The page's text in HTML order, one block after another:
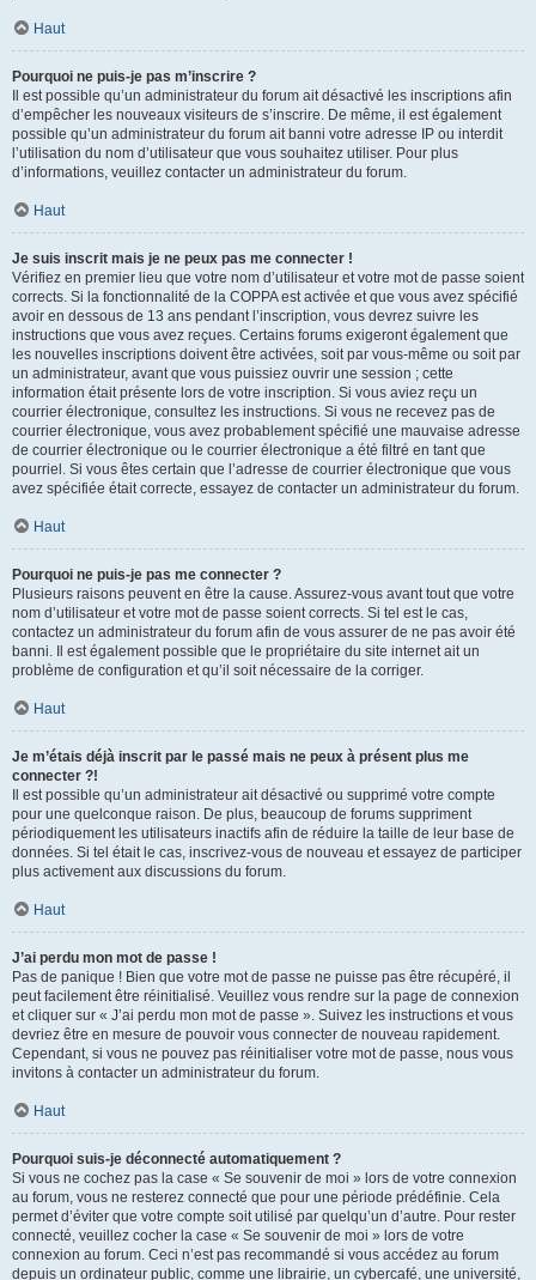
Haut
Pourquoi ne puis-je pas m’inscrire ?
Il est possible qu’un administrateur du forum ait désactivé les inscriptions afin
d’empêcher les nouveaux visiteurs de s’inscrire. De même, il est également
possible qu’un administrateur du forum ait banni votre adresse IP ou interdit
l’utilisation du nom d’utilisateur que vous souhaitez utiliser. Pour plus
d’informations, veuillez contacter un administrateur du forum.
Haut
Je suis inscrit mais je ne peux pas me connecter !
Vérifiez en premier lieu que votre nom d’utilisateur et votre mot de passe soient
corrects. Si la fonctionnalité de la COPPA est activée et que vous avez spécifié
avoir en dessous de 13 ans pendant l’inscription, vous devrez suivre les
instructions que vous avez reçues. Certains forums exigeront également que
les nouvelles inscriptions doivent être activées, soit par vous-même ou soit par
un administrateur, avant que vous puissiez ouvrir une session ; cette
information était présente lors de votre inscription. Si vous aviez reçu un
courrier électronique, consultez les instructions. Si vous ne recevez pas de
courrier électronique, vous avez probablement spécifié une mauvaise adresse
de courrier électronique ou le courrier électronique a été filtré en tant que
pourriel. Si vous êtes certain que l’adresse de courrier électronique que vous
avez spécifiée était correcte, essayez de contacter un administrateur du forum.
Haut
Pourquoi ne puis-je pas me connecter ?
Plusieurs raisons peuvent en être la cause. Assurez-vous avant tout que votre
nom d’utilisateur et votre mot de passe soient corrects. Si tel est le cas,
contactez un administrateur du forum afin de vous assurer de ne pas avoir été
banni. Il est également possible que le propriétaire du site internet ait un
problème de configuration et qu’il soit nécessaire de la corriger.
Haut
Je m’étais déjà inscrit par le passé mais ne peux à présent plus me
connecter ?!
Il est possible qu’un administrateur ait désactivé ou supprimé votre compte
pour une quelconque raison. De plus, beaucoup de forums suppriment
périodiquement les utilisateurs inactifs afin de réduire la taille de leur base de
données. Si tel était le cas, inscrivez-vous de nouveau et essayez de participer
plus activement aux discussions du forum.
Haut
J’ai perdu mon mot de passe !
Pas de panique ! Bien que votre mot de passe ne puisse pas être récupéré, il
peut facilement être réinitialisé. Veuillez vous rendre sur la page de connexion
et cliquer sur « J’ai perdu mon mot de passe ». Suivez les instructions et vous
devriez être en mesure de pouvoir vous connecter de nouveau rapidement.
Cependant, si vous ne pouvez pas réinitialiser votre mot de passe, nous vous
invitons à contacter un administrateur du forum.
Haut
Pourquoi suis-je déconnecté automatiquement ?
Si vous ne cochez pas la case « Se souvenir de moi » lors de votre connexion
au forum, vous ne resterez connecté que pour une période prédéfinie. Cela
permet d’éviter que votre compte soit utilisé par quelqu’un d’autre. Pour rester
connecté, veuillez cocher la case « Se souvenir de moi » lors de votre
connexion au forum. Ceci n’est pas recommandé si vous accédez au forum
depuis un ordinateur public, comme une librairie, un cybercafé, une université,